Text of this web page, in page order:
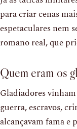
para criar cenas
espetaculares nem
romano real, que
Quem eram os
Gladiadores
guerra, escravos,
alcançavam fama e